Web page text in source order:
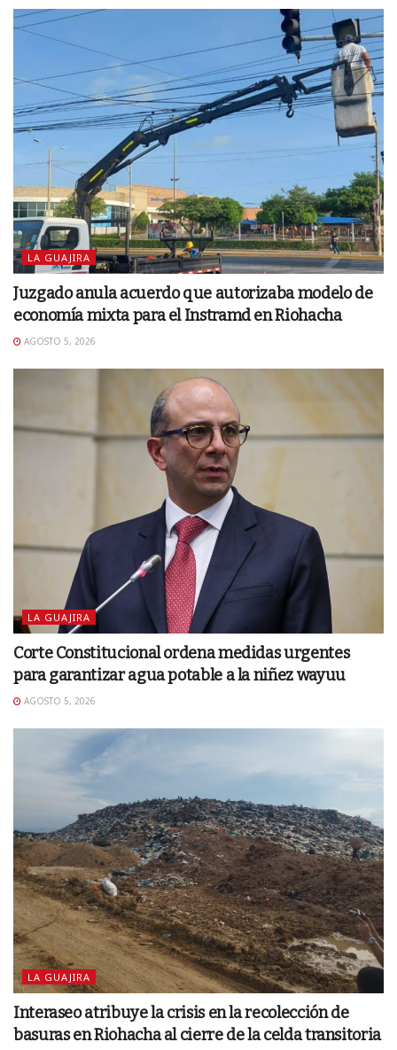
LA GUAJIRA
Juzgado anula acuerdo que autorizaba modelo de
economía mixta para el Instramd en Riohacha
AGOSTO 5, 2026
LA GUAJIRA
Corte Constitucional ordena medidas urgentes
para garantizar agua potable a la niñez wayuu
AGOSTO 5, 2026
LA GUAJIRA
Interaseo atribuye la crisis en la recolección de
basuras en Riohacha al cierre de la celda transitoria